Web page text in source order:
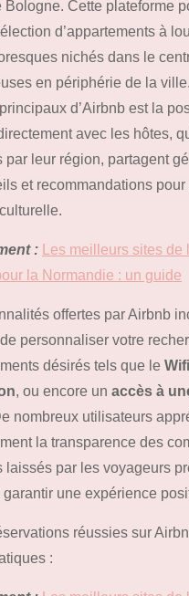
Cette plateforme
d’appartements à
nichés dans le
en périphérie de la
d’Airbnb est la
avec les hôtes,
par leur région, partagent
et recommandations
:
Les meilleurs sites
la Normandie : un guide
offertes par Airbnb
personnaliser votre
désirés tels que le
, ou encore un accès à
nombreux utilisateurs
la transparence des
laissés par les voyageurs
une expérience
réussies sur
: